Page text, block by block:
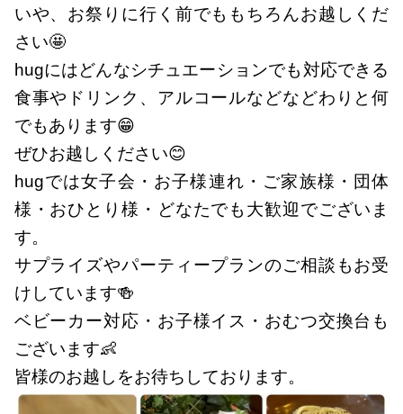
いや、お祭りに行く前でももちろんお越しくだ
さい🤩
hugにはどんなシチュエーションでも対応できる
食事やドリンク、アルコールなどなどわりと何
でもあります😁
ぜひお越しください😊
hugでは女子会・お子様連れ・ご家族様・団体
様・おひとり様・どなたでも大歓迎でございま
す。
サプライズやパーティープランのご相談もお受
けしています🍻
ベビーカー対応・お子様イス・おむつ交換台も
ございます👶
皆様のお越しをお待ちしております。